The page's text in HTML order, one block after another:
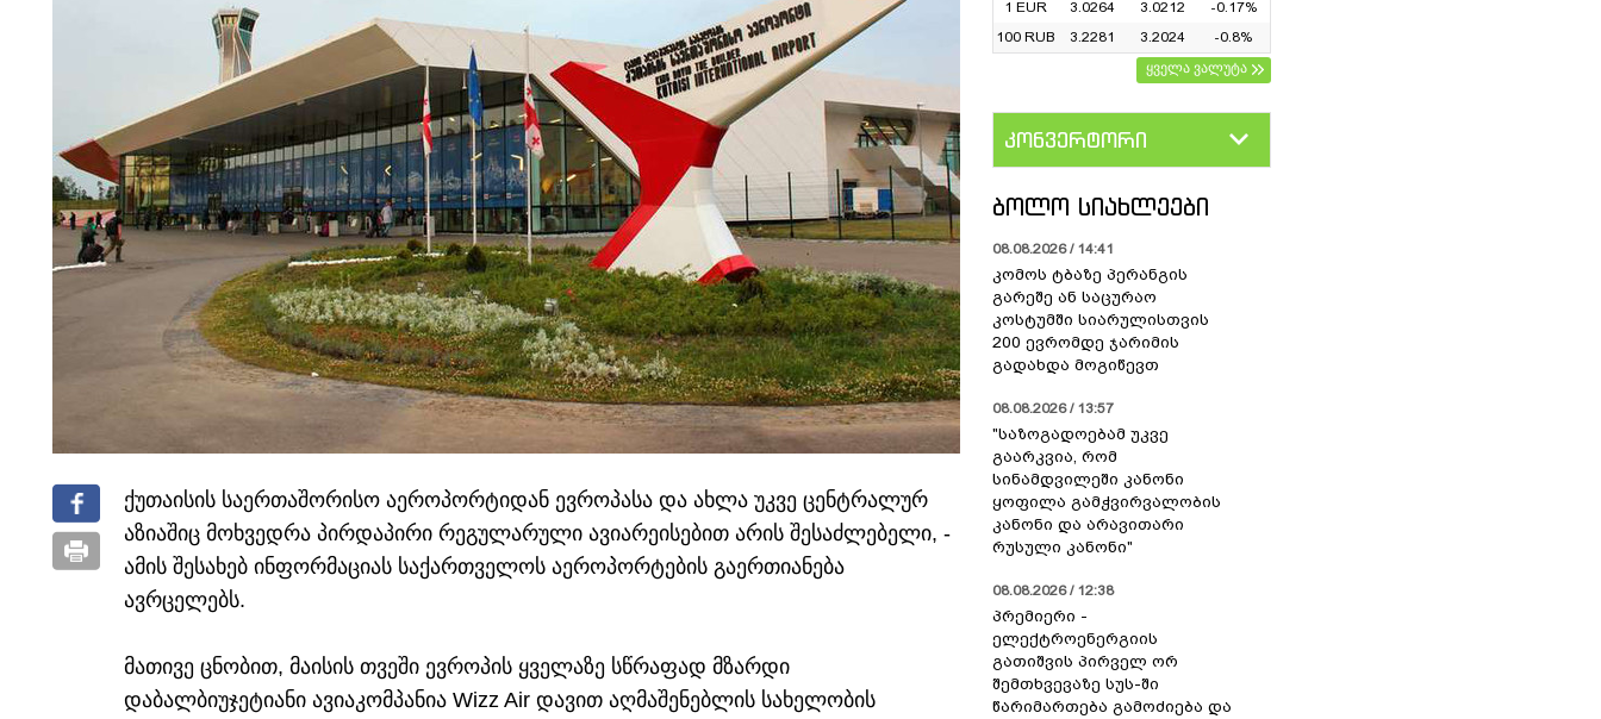
ქუთაისის საერთაშორისო აეროპორტიდან ევროპასა და ახლა უკვე ცენტრალურ
აზიაშიც მოხვედრა პირდაპირი რეგულარული ავიარეისებით არის შესაძლებელი, -
ამის შესახებ ინფორმაციას საქართველოს აეროპორტების გაერთიანება
ავრცელებს.
მათივე ცნობით, მაისის თვეში ევროპის ყველაზე სწრაფად მზარდი
დაბალბიუჯეტიანი ავიაკომპანია Wizz Air დავით აღმაშენებლის სახელობის
1 EUR
3.0264 3.0212
-0.17%
100 RUB
3.2281 3.2024
-0.8%
ყველა ვალუტა
კონვერტორი
ᲑᲝᲚᲝ ᲡᲘᲐᲮᲚᲔᲔᲑᲘ
08.08.2026 / 14:41
კომოს ტბაზე პერანგის
გარეშე ან საცურაო
კოსტუმში სიარულისთვის
200 ევრომდე ჯარიმის
გადახდა მოგიწევთ
08.08.2026 / 13:57
"საზოგადოებამ უკვე
გაარკვია, რომ
სინამდვილეში კანონი
ყოფილა გამჭვირვალობის
კანონი და არავითარი
რუსული კანონი"
08.08.2026 / 12:38
პრემიერი -
ელექტროენერგიის
გათიშვის პირველ ორ
შემთხვევაზე სუს-ში
წარიმართება გამოძიება და